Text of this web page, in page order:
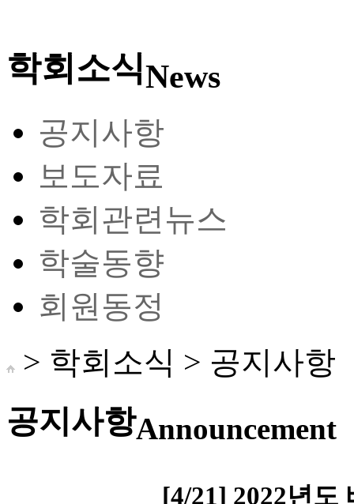
학회소식News
공지사항
보도자료
학회관련뉴스
학술동향
회원동정
> 학회소식 > 공지사항
공지사항Announcement
[4/21] 2022년도